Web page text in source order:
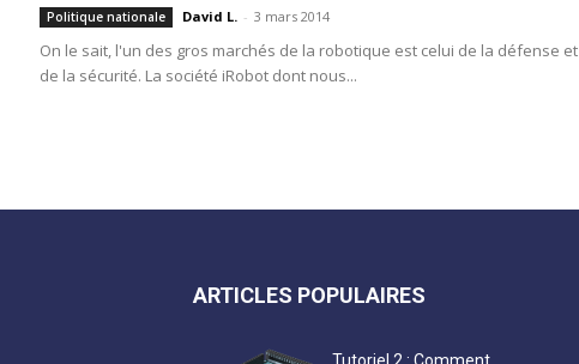
Politique nationale David L. - 3 mars 2014
On le sait, l'un des gros marchés de la robotique est celui de la défense et
de la sécurité. La société iRobot dont nous...
ARTICLES POPULAIRES